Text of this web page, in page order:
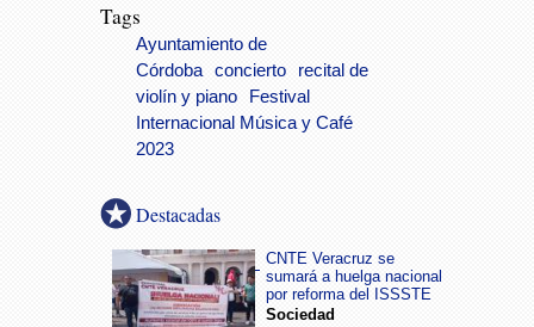
Tags
Ayuntamiento de
Córdoba
concierto
recital de
violín y piano
Festival
Internacional Música y Café
2023
Destacadas
CNTE Veracruz se
sumará a huelga nacional
por reforma del ISSSTE
Sociedad